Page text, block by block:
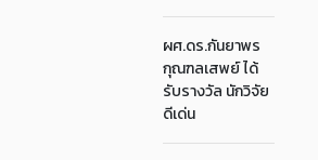
ผศ.ดร.กันยาพร
กุณฑลเสพย์ ได้
รับรางวัล นักวิจัย
ดีเด่น